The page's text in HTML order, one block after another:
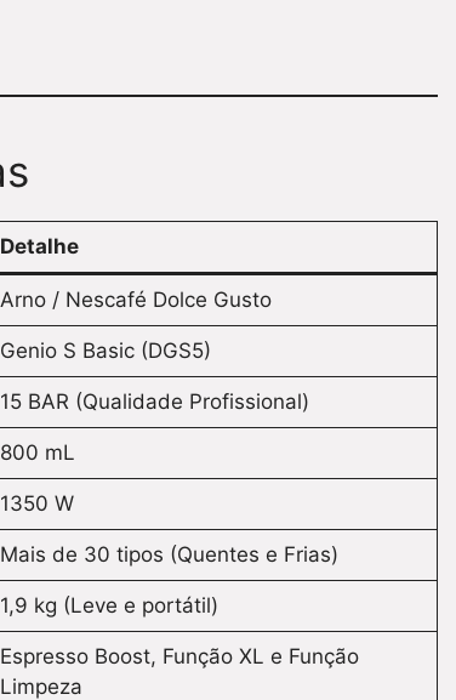
Detalhe
Arno / Nescafé Dolce Gusto
Genio S Basic (DGS5)
15 BAR (Qualidade Profissional)
800 mL
1350 W
Mais de 30 tipos (Quentes e Frias)
1,9 kg (Leve e portátil)
Espresso Boost, Função XL e Função
Limpeza